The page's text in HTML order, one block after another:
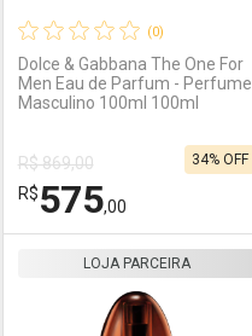
Comprar sem Desconto
Por R$ 154,00/cada
Comprar sem Desconto
Por R$ 154,00/cada
(0)
Dolce & Gabbana The One For
Men Eau de Parfum - Perfume
Masculino 100ml 100ml
R$ 869,00
R$575,00
34% OFF
LOJA PARCEIRA